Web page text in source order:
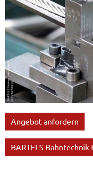
Angebot anfordern
BARTELS Bahntechnik